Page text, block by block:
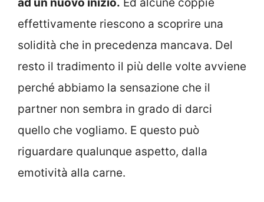
effettivamente riescono a scoprire una
solidità che in precedenza mancava. Del
resto il tradimento il più delle volte avviene
perché abbiamo la sensazione che il
partner non sembra in grado di darci
quello che vogliamo. E questo può
riguardare qualunque aspetto, dalla
emotività alla carne.